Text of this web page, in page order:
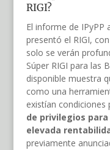
RIGI?
El informe de IPyPP
presentó el RIGI,
solo se verán
Súper RIGI para las
disponible muestra
como una
existían condiciones
de privilegios
elevada
previamente